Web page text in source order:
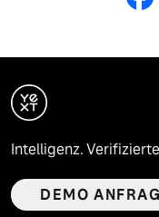
Intelligenz.
DEMO